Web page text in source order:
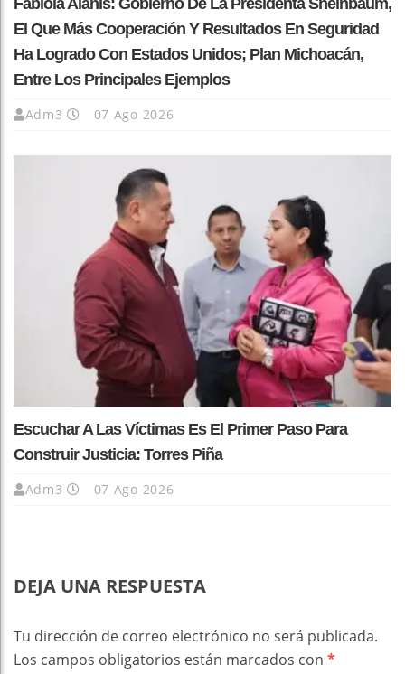
Fabiola Alanís: Gobierno De La Presidenta Sheinbaum,
El Que Más Cooperación Y Resultados En Seguridad
Ha Logrado Con Estados Unidos; Plan Michoacán,
Entre Los Principales Ejemplos
Adm3 07 Ago 2026
Escuchar A Las Víctimas Es El Primer Paso Para
Construir Justicia: Torres Piña
Adm3 07 Ago 2026
DEJA UNA RESPUESTA
Tu dirección de correo electrónico no será publicada.
Los campos obligatorios están marcados con *